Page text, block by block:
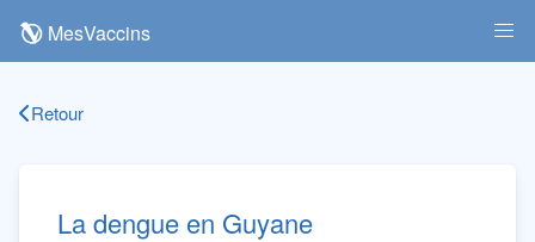
MesVaccins
Retour
La dengue en Guyane